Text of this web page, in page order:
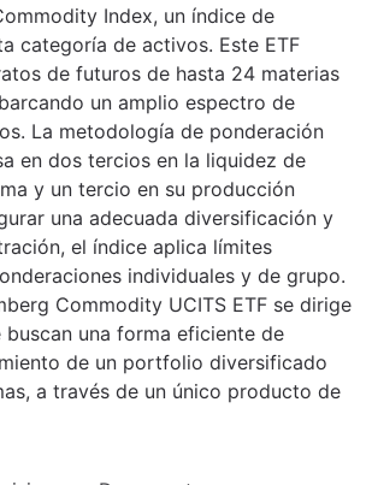
Index, un índice de
categoría de activos. Este ETF
de futuros de hasta 24 materias
un amplio espectro de
La metodología de ponderación
en dos tercios en la liquidez de
y un tercio en su producción
una adecuada diversificación y
el índice aplica límites
individuales y de grupo.
Commodity UCITS ETF se dirige
buscan una forma eficiente de
de un portfolio diversificado
a través de un único producto de